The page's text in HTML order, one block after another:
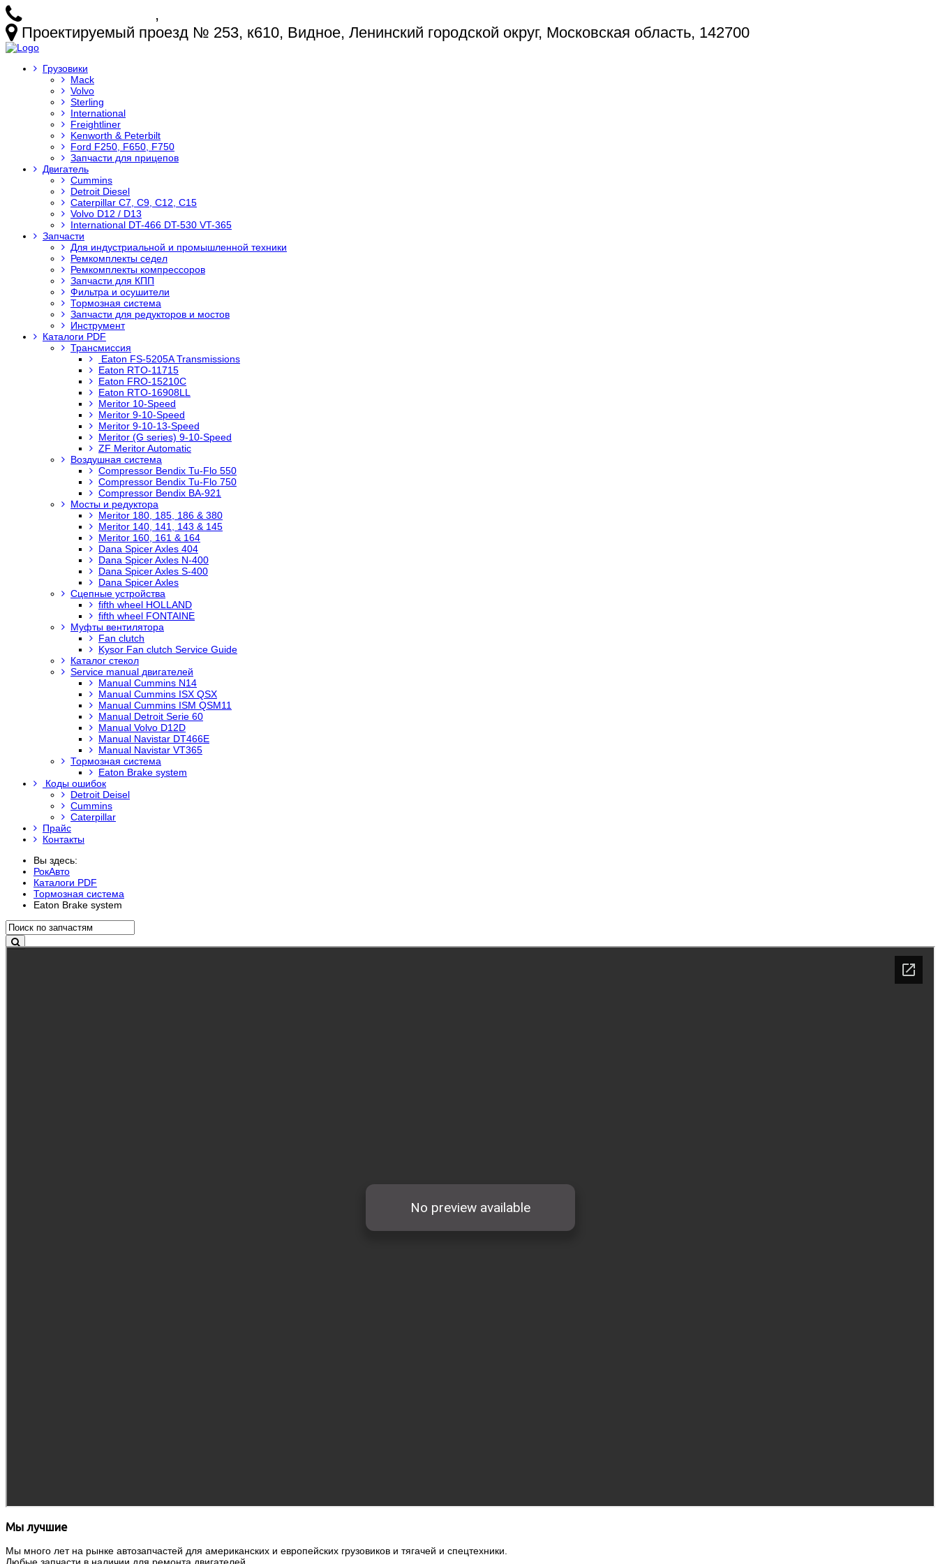
,
Проектируемый проезд № 253, к610, Видное, Ленинский городской округ, Московская область, 142700
Грузовики
Mack
Volvo
Sterling
International
Freightliner
Kenworth & Peterbilt
Ford F250, F650, F750
Запчасти для прицепов
Двигатель
Cummins
Detroit Diesel
Caterpillar C7, C9, C12, C15
Volvo D12 / D13
International DT-466 DT-530 VT-365
Запчасти
Для индустриальной и промышленной техники
Ремкомплекты седел
Ремкомплекты компрессоров
Запчасти для КПП
Фильтра и осушители
Тормозная система
Запчасти для редукторов и мостов
Инструмент
Каталоги PDF
Трансмиссия
Eaton FS-5205A Transmissions
Eaton RTO-11715
Eaton FRO-15210C
Eaton RTO-16908LL
Meritor 10-Speed
Meritor 9-10-Speed
Meritor 9-10-13-Speed
Meritor (G series) 9-10-Speed
ZF Meritor Automatic
Воздушная система
Compressor Bendix Tu-Flo 550
Compressor Bendix Tu-Flo 750
Compressor Bendix BA-921
Мосты и редуктора
Meritor 180, 185, 186 & 380
Meritor 140, 141, 143 & 145
Meritor 160, 161 & 164
Dana Spicer Axles 404
Dana Spicer Axles N-400
Dana Spicer Axles S-400
Dana Spicer Axles
Сцепные устройства
fifth wheel HOLLAND
fifth wheel FONTAINE
Муфты вентилятора
Fan clutch
Kysor Fan clutch Service Guide
Каталог стекол
Service manual двигателей
Manual Cummins N14
Manual Cummins ISX QSX
Manual Cummins ISM QSM11
Manual Detroit Serie 60
Manual Volvo D12D
Manual Navistar DT466E
Manual Navistar VT365
Тормозная система
Eaton Brake system
Коды ошибок
Detroit Deisel
Cummins
Caterpillar
Прайс
Контакты
Вы здесь:
РокАвто
Каталоги PDF
Тормозная система
Eaton Brake system
Мы лучшие
Мы много лет на рынке автозапчастей для американских и европейских грузовиков и тягачей и спецтехники.
Любые запчасти в наличии для ремонта двигателей.